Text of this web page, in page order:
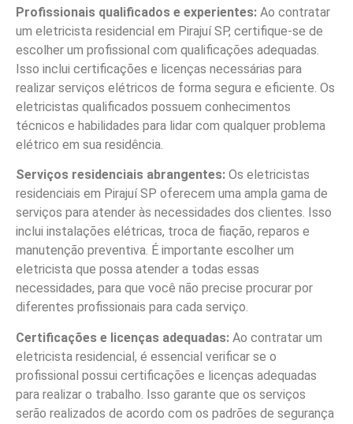
Profissionais qualificados e experientes: Ao contratar
um eletricista residencial em Pirajuí SP, certifique-se de
escolher um profissional com qualificações adequadas.
Isso inclui certificações e licenças necessárias para
realizar serviços elétricos de forma segura e eficiente. Os
eletricistas qualificados possuem conhecimentos
técnicos e habilidades para lidar com qualquer problema
elétrico em sua residência.
Serviços residenciais abrangentes: Os eletricistas
residenciais em Pirajuí SP oferecem uma ampla gama de
serviços para atender às necessidades dos clientes. Isso
inclui instalações elétricas, troca de fiação, reparos e
manutenção preventiva. É importante escolher um
eletricista que possa atender a todas essas
necessidades, para que você não precise procurar por
diferentes profissionais para cada serviço.
Certificações e licenças adequadas: Ao contratar um
eletricista residencial, é essencial verificar se o
profissional possui certificações e licenças adequadas
para realizar o trabalho. Isso garante que os serviços
serão realizados de acordo com os padrões de segurança